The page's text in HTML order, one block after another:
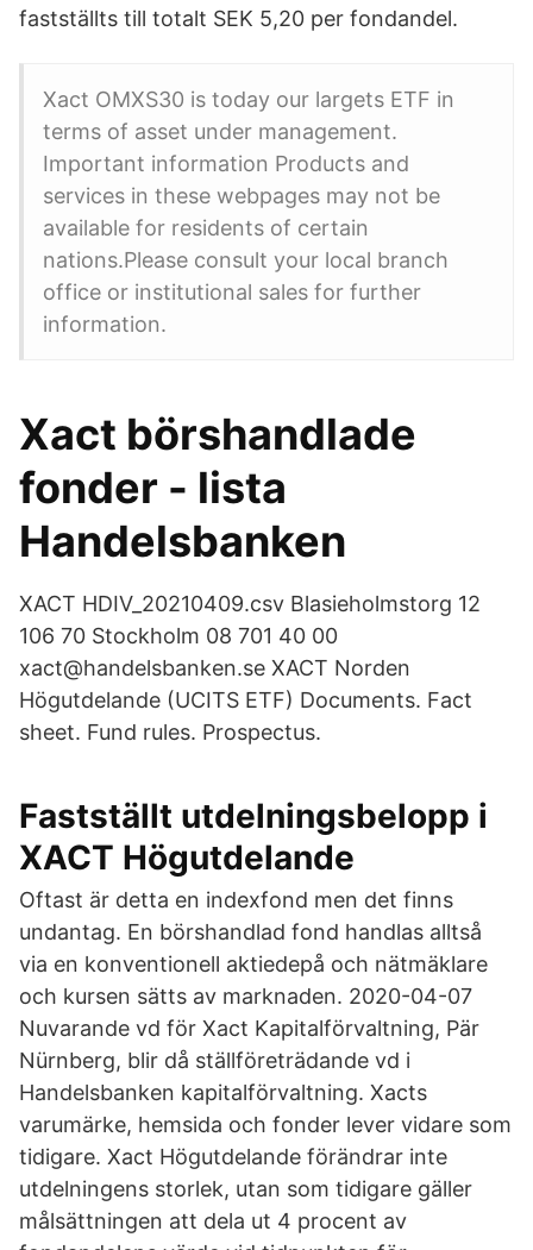
fastställts till totalt SEK 5,20 per fondandel.
Xact OMXS30 is today our largets ETF in
terms of asset under management.
Important information Products and
services in these webpages may not be
available for residents of certain
nations.Please consult your local branch
office or institutional sales for further
information.
Xact börshandlade
fonder - lista
Handelsbanken
XACT HDIV_20210409.csv Blasieholmstorg 12
106 70 Stockholm 08 701 40 00
xact@handelsbanken.se XACT Norden
Högutdelande (UCITS ETF) Documents. Fact
sheet. Fund rules. Prospectus.
Fastställt utdelningsbelopp i
XACT Högutdelande
Oftast är detta en indexfond men det finns
undantag. En börshandlad fond handlas alltså
via en konventionell aktiedepå och nätmäklare
och kursen sätts av marknaden. 2020-04-07
Nuvarande vd för Xact Kapitalförvaltning, Pär
Nürnberg, blir då ställföreträdande vd i
Handelsbanken kapitalförvaltning. Xacts
varumärke, hemsida och fonder lever vidare som
tidigare. Xact Högutdelande förändrar inte
utdelningens storlek, utan som tidigare gäller
målsättningen att dela ut 4 procent av